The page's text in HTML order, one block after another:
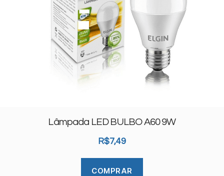
Lâmpada LED BULBO A60 9W
R$7,49
COMPRAR